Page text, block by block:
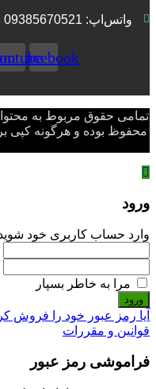
واتس‌‌اپ: 09385670521
Facebook
تمامی حقوق مربوط به
ورود
وارد حساب کاربری خود
مرا به خاطر بسپار
ورود
آیا رمز عبور خود را فروش
قوانین و مقررات
فراموشی رمز عبور